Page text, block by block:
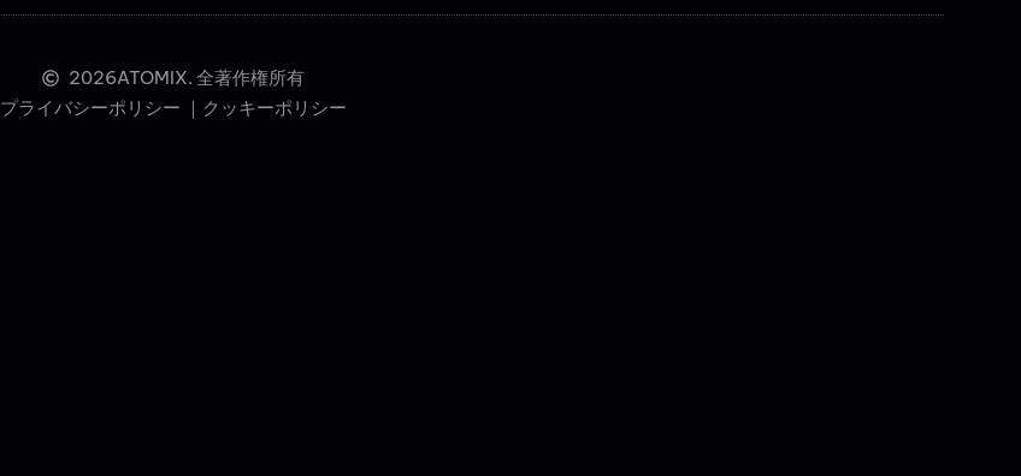
2026ATOMIX. 全著作権所有
プライバシーポリシー ｜ クッキーポリシー